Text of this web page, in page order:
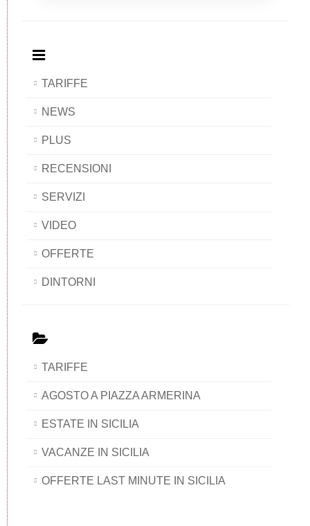
TARIFFE
NEWS
PLUS
RECENSIONI
SERVIZI
VIDEO
OFFERTE
DINTORNI
TARIFFE
AGOSTO A PIAZZA ARMERINA
ESTATE IN SICILIA
VACANZE IN SICILIA
OFFERTE LAST MINUTE IN SICILIA